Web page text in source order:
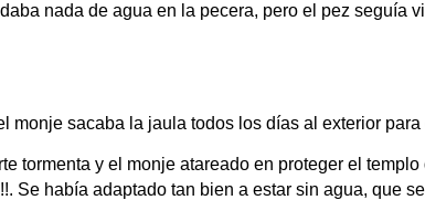
nada de agua en la pecera, pero el pez
monje sacaba la jaula todos los días al exterior
tormenta y el monje atareado en proteger el
Se había adaptado tan bien a estar sin agua, que